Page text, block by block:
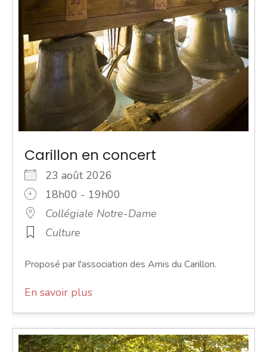
Carillon en concert
23 août 2026
18h00 - 19h00
Collégiale Notre-Dame
Culture
Proposé par l'association des Amis du Carillon.
En savoir plus